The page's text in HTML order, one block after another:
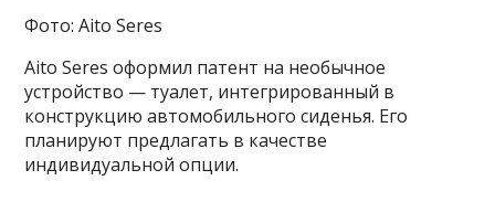
Фото: Aito Seres
Aito Seres оформил патент на необычное
устройство — туалет, интегрированный в
конструкцию автомобильного сиденья. Его
планируют предлагать в качестве
индивидуальной опции.